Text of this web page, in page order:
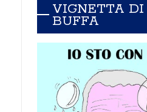
VIGNETTA
BUFFA